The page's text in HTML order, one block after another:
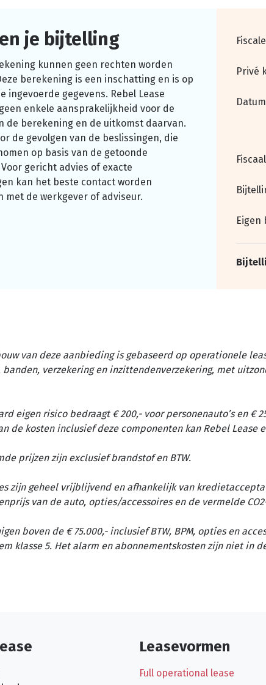
je bijtelling
kunnen geen rechten worden
berekening is een inschatting en is op
ingevoerde gegevens. Rebel Lease
enkele aansprakelijkheid voor de
de berekening en de uitkomst daarvan.
de gevolgen van de beslissingen, die
op basis van de getoonde
gericht advies of exacte
kan het beste contact worden
met de werkgever of adviseur.
Privé
Eigen
van deze aanbieding is gebaseerd op operationele
banden, verzekering en inzittendenverzekering, met
eigen risico bedraagt € 200,- voor personenauto’s en €
de kosten inclusief deze componenten kan Rebel
prijzen zijn exclusief brandstof en BTW.
zijn geheel vrijblijvend en afhankelijk van
van de auto, opties/accessoires en de vermelde
boven de € 75.000,- inclusief BTW, BPM, opties en
klasse 5. Het alarm en abonnementskosten zijn niet in
Leasevormen
Full operational lease